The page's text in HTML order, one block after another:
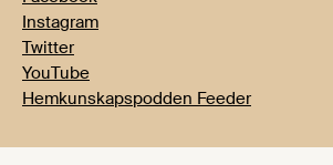
Instagram
Twitter
YouTube
Hemkunskapspodden Feeder